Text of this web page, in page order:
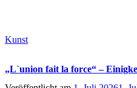
Kunst
„L`union fait la force“ –